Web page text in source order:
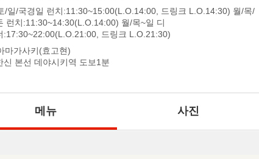
/일/국경일 런치:11:30~15:00(L.O.14:00, 드링크 L.O.14:30) 월/목/
런치:11:30~14:30(L.O.14:00) 월/목~일 디
:17:30~22:00(L.O.21:00, 드링크 L.O.21:30)
마가사키(효고현)
신 본선 데야시키역 도보1분
메뉴 사진